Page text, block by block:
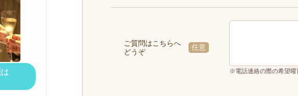
ご質問はこちらへ
どうぞ
任意
※電話連絡の際の希望曜
は